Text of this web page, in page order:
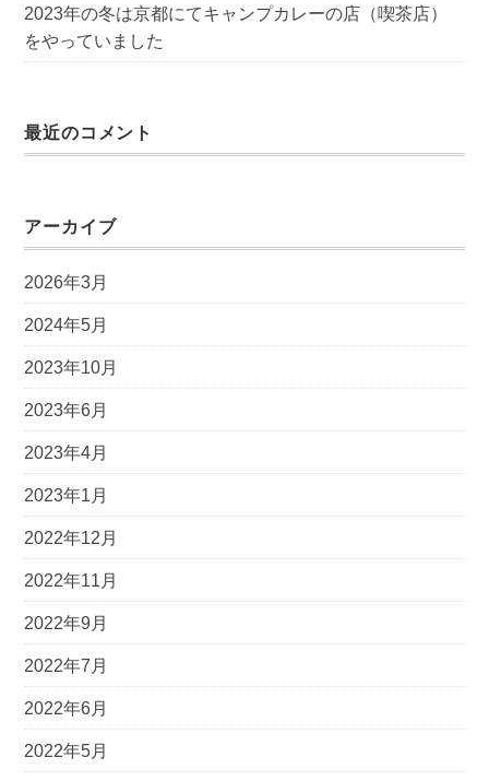
2023年の冬は京都にてキャンプカレーの店（喫茶店）
をやっていました
最近のコメント
アーカイブ
2026年3月
2024年5月
2023年10月
2023年6月
2023年4月
2023年1月
2022年12月
2022年11月
2022年9月
2022年7月
2022年6月
2022年5月